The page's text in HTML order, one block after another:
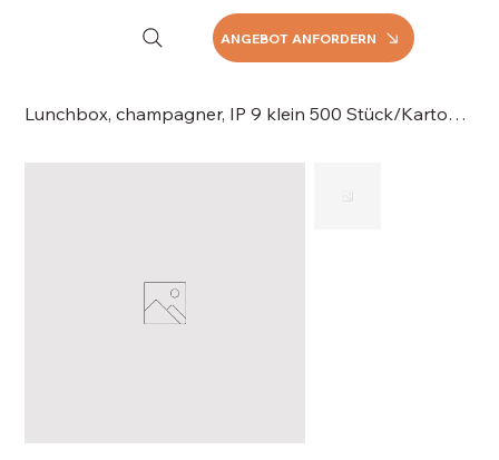
ANGEBOT ANFORDERN
Lunchbox, champagner, IP 9 klein 500 Stück/Karton (4x125 Stk), 063-1624